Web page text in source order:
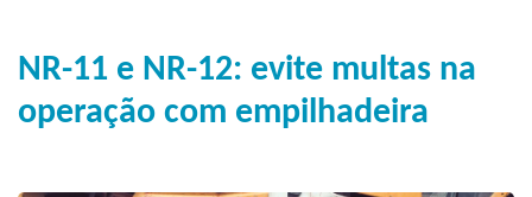
NR-11 e NR-12: evite multas na
operação com empilhadeira